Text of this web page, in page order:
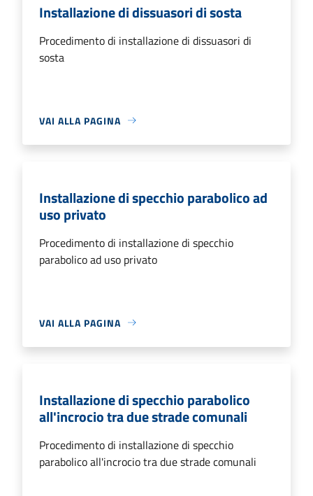
Installazione di dissuasori di sosta
Procedimento di installazione di dissuasori di
sosta
VAI ALLA PAGINA
Installazione di specchio parabolico ad
uso privato
Procedimento di installazione di specchio
parabolico ad uso privato
VAI ALLA PAGINA
Installazione di specchio parabolico
all'incrocio tra due strade comunali
Procedimento di installazione di specchio
parabolico all'incrocio tra due strade comunali